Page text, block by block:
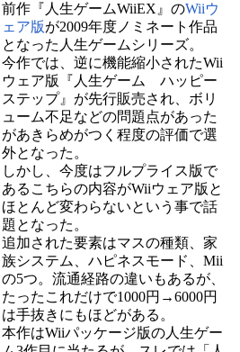
前作『人生ゲームWiiEX』のWiiウ
ェア版が2009年度ノミネート作品
となった人生ゲームシリーズ。
今作では、逆に機能縮小されたWii
ウェア版『人生ゲーム ハッピー
ステップ』が先行販売され、ボリ
ューム不足などの問題点があった
があきらめがつく程度の評価で選
外となった。
しかし、今度はフルプライス版で
あるこちらの内容がWiiウェア版と
ほとんど変わらないという事で話
題となった。
追加された要素はマスの種類、家
族システム、ハピネスモード、Mii
の5つ。流通経路の違いもあるが、
たったこれだけで1000円→6000円
は手抜きにもほどがある。
本作はWiiパッケージ版の人生ゲー